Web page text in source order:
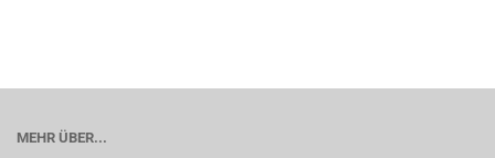
MEHR ÜBER...